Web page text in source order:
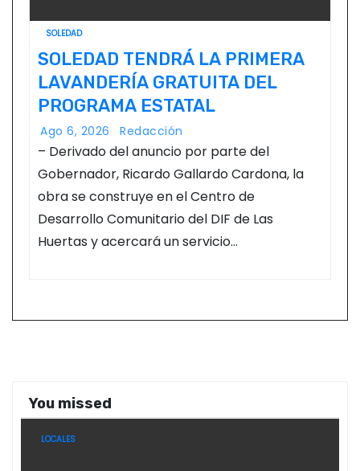
SOLEDAD
SOLEDAD TENDRÁ LA PRIMERA
LAVANDERÍA GRATUITA DEL
PROGRAMA ESTATAL
Ago 6, 2026 Redacción
– Derivado del anuncio por parte del
Gobernador, Ricardo Gallardo Cardona, la
obra se construye en el Centro de
Desarrollo Comunitario del DIF de Las
Huertas y acercará un servicio…
You missed
LOCALES